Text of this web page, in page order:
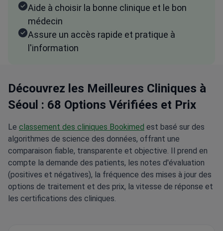
Aide à choisir la bonne clinique et le bon
médecin
Assure un accès rapide et pratique à
l'information
Découvrez les Meilleures Cliniques à
Séoul : 68 Options Vérifiées et Prix
Le classement des cliniques Bookimed est basé sur des
algorithmes de science des données, offrant une
comparaison fiable, transparente et objective. Il prend en
compte la demande des patients, les notes d'évaluation
(positives et négatives), la fréquence des mises à jour des
options de traitement et des prix, la vitesse de réponse et
les certifications des cliniques.